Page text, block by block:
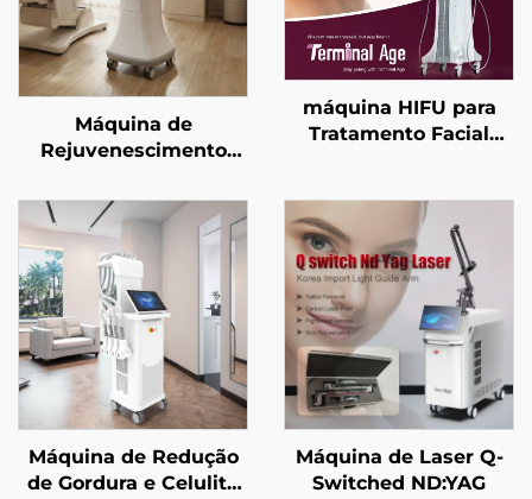
Máquina de
Rejuvenescimento
Microagulhamento em
Ouro e
Radiofrequência de
Dupla Frequência (1/2
MHz)
máquina HIFU para
Tratamento Facial
Facial, Firmamento
Cutâneo e Modelagem
Corporal para Idade
Avançada
Máquina de Redução
de Gordura e Celulite
Máquina de Laser Q-
Switched ND:YAG